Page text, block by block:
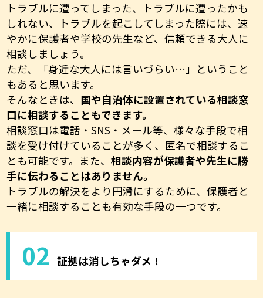
トラブルに遭ってしまった、トラブルに遭ったかも
しれない、トラブルを起こしてしまった際には、速
やかに保護者や学校の先生など、信頼できる大人に
相談しましょう。
ただ、「身近な大人には言いづらい…」ということ
もあると思います。
そんなときは、 国や自治体に設置されている相談窓
口に相談することもできます。
相談窓口は電話・SNS・メール等、様々な手段で相
談を受け付けていることが多く、匿名で相談するこ
とも可能です。また、相談内容が保護者や先生に勝
手に伝わることはありません。
トラブルの解決をより円滑にするために、保護者と
一緒に相談することも有効な手段の一つです。
02 証拠は消しちゃダメ！